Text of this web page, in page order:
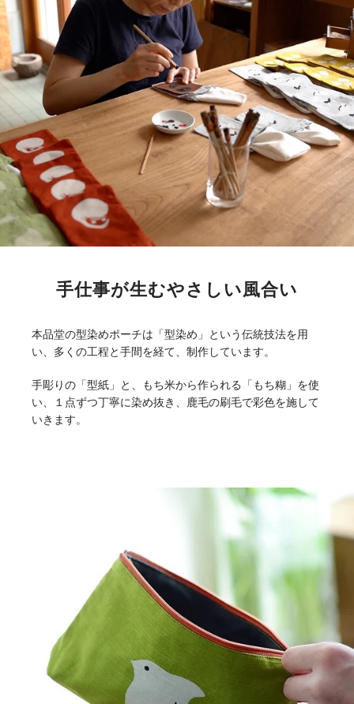
手仕事が生むやさしい風合い
本品堂の型染めポーチは「型染め」という伝統技法を用
い、多くの工程と手間を経て、制作しています。
手彫りの「型紙」と、もち米から作られる「もち糊」を使
い、１点ずつ丁寧に染め抜き、鹿毛の刷毛で彩色を施して
いきます。